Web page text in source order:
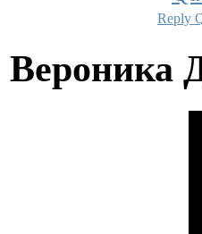
Reply
Вероника